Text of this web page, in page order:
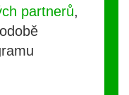
partnerů,